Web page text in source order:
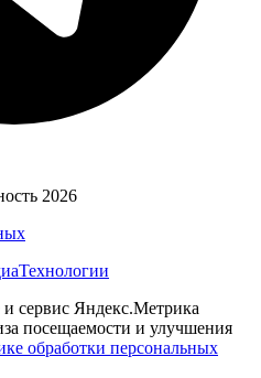
2026
сервис Яндекс.Метрика
посещаемости и улучшения
обработки персональных